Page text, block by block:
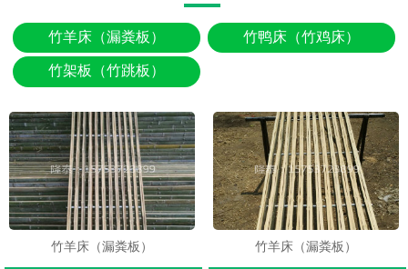
竹羊床（漏粪板） 竹鸭床（竹鸡床）
竹架板（竹跳板）
竹羊床（漏粪板） 竹羊床（漏粪板）